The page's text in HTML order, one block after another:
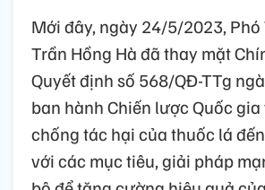
Mới đây, ngày 24/5/2023,
Trần Hồng Hà đã thay mặt
Quyết định số 568/QĐ-TTg
ban hành Chiến lược Quốc
chống tác hại của thuốc lá
với các mục tiêu, giải pháp